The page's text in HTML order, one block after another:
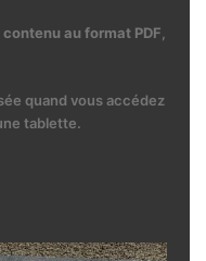
au format PDF
quand vous accédez
tablette.